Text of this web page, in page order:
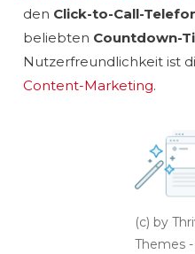
den Click-to-Call-
beliebten Countdown-
Nutzerfreundlichkeit ist
Content-Marketing.
(c) by
Themes